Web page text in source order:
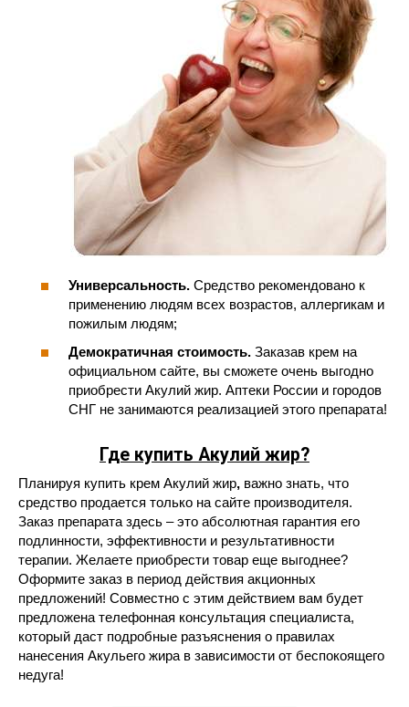
Универсальность. Средство рекомендовано к
применению людям всех возрастов, аллергикам и
пожилым людям;
Демократичная стоимость. Заказав крем на
официальном сайте, вы сможете очень выгодно
приобрести Акулий жир. Аптеки России и городов
СНГ не занимаются реализацией этого препарата!
Где купить Акулий жир?
Планируя купить крем Акулий жир, важно знать, что
средство продается только на сайте производителя.
Заказ препарата здесь – это абсолютная гарантия его
подлинности, эффективности и результативности
терапии. Желаете приобрести товар еще выгоднее?
Оформите заказ в период действия акционных
предложений! Совместно с этим действием вам будет
предложена телефонная консультация специалиста,
который даст подробные разъяснения о правилах
нанесения Акульего жира в зависимости от беспокоящего
недуга!